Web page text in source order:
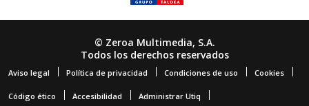
© Zeroa Multimedia, S.A.
Todos los derechos reservados
Aviso legal Política de privacidad Condiciones de uso Cookies
Código ético Accesibilidad Administrar Utiq